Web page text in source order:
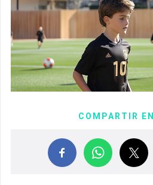
COMPARTIR